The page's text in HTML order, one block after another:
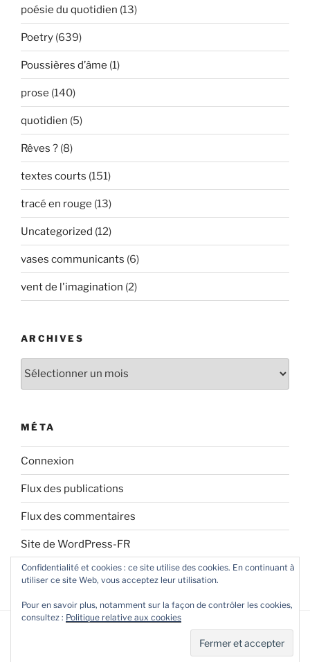
poésie du quotidien (13)
Poetry (639)
Poussières d’âme (1)
prose (140)
quotidien (5)
Rêves ? (8)
textes courts (151)
tracé en rouge (13)
Uncategorized (12)
vases communicants (6)
vent de l'imagination (2)
ARCHIVES
Archives
MÉTA
Connexion
Flux des publications
Flux des commentaires
Site de WordPress-FR
Confidentialité et cookies : ce site utilise des cookies. En continuant à
utiliser ce site Web, vous acceptez leur utilisation.
Pour en savoir plus, notamment sur la façon de contrôler les cookies,
consultez : Politique relative aux cookies